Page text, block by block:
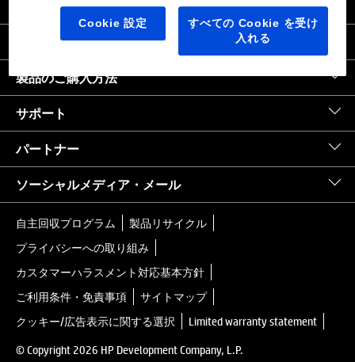
｜United States HP.com
会社情報
製品のご購入方法
サポート
パートナー
ソーシャルメディア・メール
自主回収プログラム
製品リサイクル
プライバシーへの取り組み
カスタマーハラスメント対応基本方針
ご利用条件・免責事項
サイトマップ
クッキー/広告表示に関する選択
Limited warranty statement
© Copyright 2026 HP Development Company, L.P.
Cookie 設定
すべての Cookie を受け
入れる